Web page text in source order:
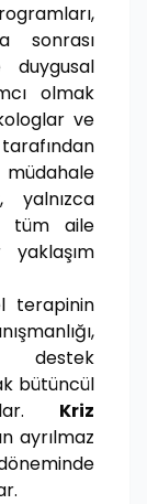
sonrası
olmak
ve
yalnızca
tüm aile
terapinin
destek
bütüncül
Kriz
ayrılmaz